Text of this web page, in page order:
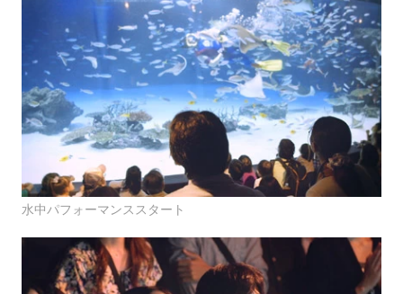
水中パフォーマンススタート